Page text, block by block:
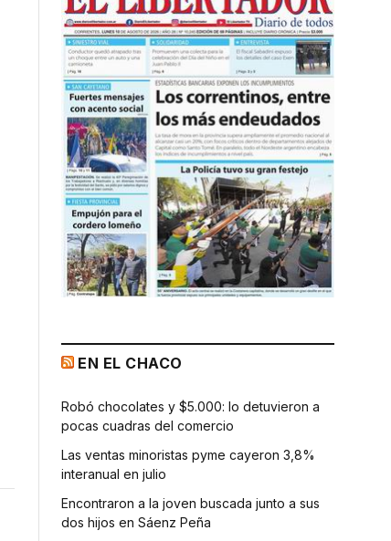
EN EL CHACO
Robó chocolates y $5.000: lo detuvieron a
pocas cuadras del comercio
Las ventas minoristas pyme cayeron 3,8%
interanual en julio
Encontraron a la joven buscada junto a sus
dos hijos en Sáenz Peña